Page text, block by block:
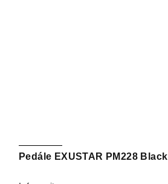
Pedále EXUSTAR PM228 Black